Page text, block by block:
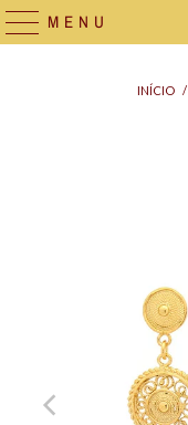
MENU
INÍCIO /